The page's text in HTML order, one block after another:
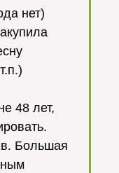
нет)
48 лет,
Большая